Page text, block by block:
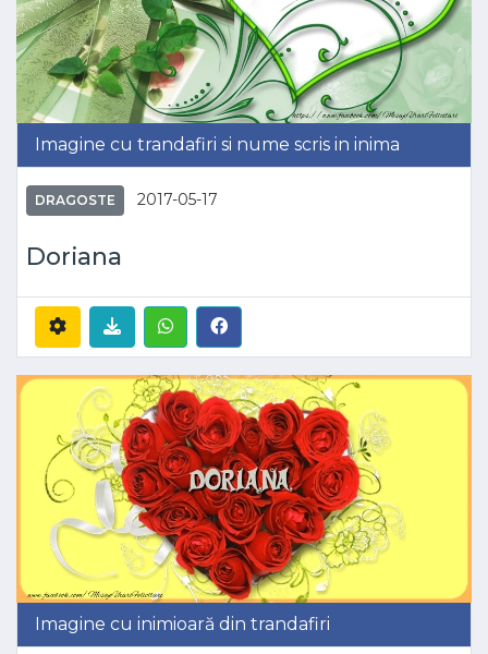
Imagine cu trandafiri si nume scris in inima
DRAGOSTE 2017-05-17
Doriana
Imagine cu inimioară din trandafiri